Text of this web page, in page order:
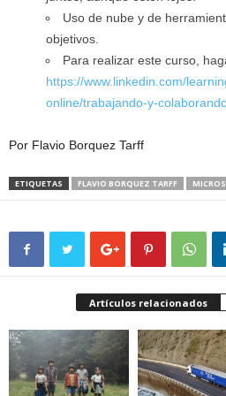
Uso de nube y de
objetivos.
Para realizar este curso,
https://www.linkedin.com/
online/trabajando-y-
Por Flavio Borquez Tarff
ETIQUETAS FLAVIO BORQUEZ TARFF
Artículos relacionados